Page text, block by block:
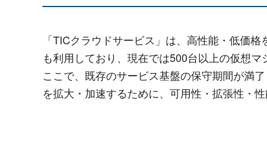
「TICクラウドサービス」は、高性能・低価
も利用しており、現在では500台以上の仮想マ
ここで、既存のサービス基盤の保守期間が満
を拡大・加速するために、可用性・拡張性・